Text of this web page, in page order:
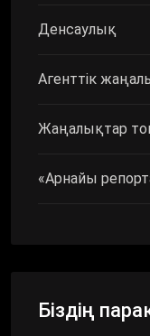
Денсаулық
Агенттік
Жаңалықтар
«Арнайы
Біздің